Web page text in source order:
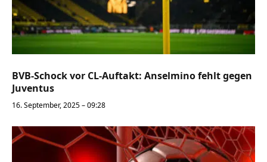
BVB-Schock vor CL-Auftakt: Anselmino fehlt gegen
Juventus
16. September, 2025 – 09:28